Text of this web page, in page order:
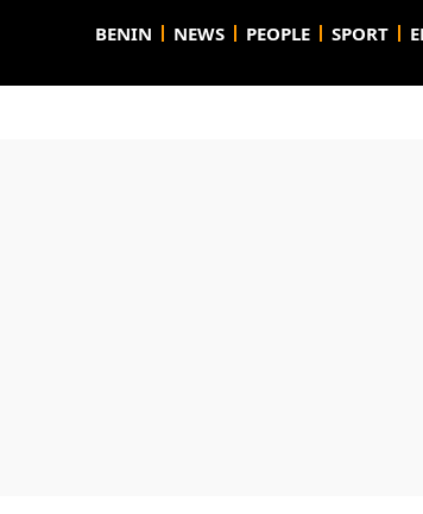
BENIN NEWS PEOPLE SPORT